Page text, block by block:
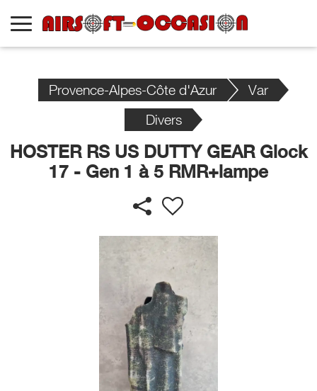
Provence-Alpes-Côte d'Azur
Var
Divers
HOSTER RS US DUTTY GEAR Glock
17 - Gen 1 à 5 RMR+lampe